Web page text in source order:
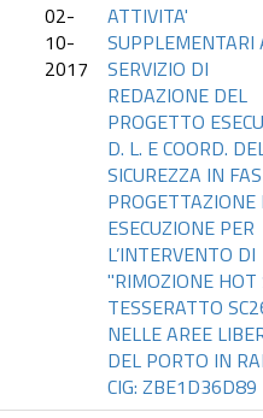
02-
10-
2017
ATTIVITA'
SUPPLEMENTARI
SERVIZIO DI
REDAZIONE DEL
PROGETTO
D. L. E COORD.
SICUREZZA IN
PROGETTAZIONE
ESECUZIONE PER
L’INTERVENTO DI
"RIMOZIONE HOT
TESSERATTO
NELLE AREE
DEL PORTO IN
CIG: ZBE1D36D89